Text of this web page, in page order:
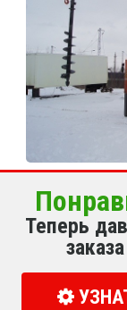
Теперь